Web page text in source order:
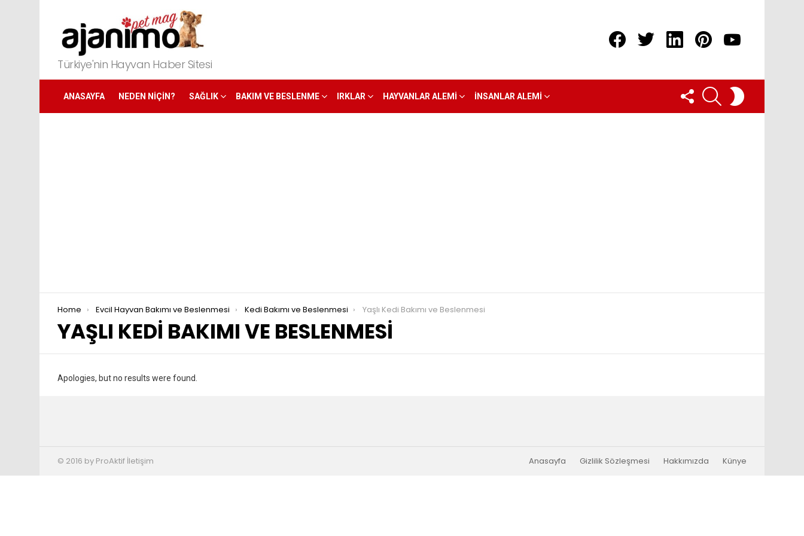
Türkiye'nin Hayvan Haber Sitesi
ANASAYFA NEDEN NIÇIN? SAĞLIK BAKIM VE BESLENME IRKLAR HAYVANLAR ALEMI İNSANLAR ALEMI
FOLLOW
US
ARAMA
You are here:
Home Evcil Hayvan Bakımı ve Beslenmesi Kedi Bakımı ve Beslenmesi Yaşlı Kedi Bakımı ve Beslenmesi
YAŞLI KEDI BAKIMI VE BESLENMESI
Apologies, but no results were found.
© 2016 by ProAktif İletişim Anasayfa Gizlilik Sözleşmesi Hakkımızda Künye